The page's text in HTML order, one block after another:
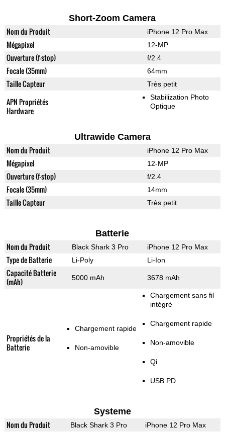
Short-Zoom Camera
Nom du Produit iPhone 12 Pro Max
Mégapixel 12-MP
Ouverture (f-stop) f/2.4
Focale (35mm) 64mm
Taille Capteur Très petit
APN Propriétés
Hardware
Stabilization Photo
Optique
Ultrawide Camera
Nom du Produit iPhone 12 Pro Max
Mégapixel 12-MP
Ouverture (f-stop) f/2.4
Focale (35mm) 14mm
Taille Capteur Très petit
Batterie
Nom du Produit Black Shark 3 Pro iPhone 12 Pro Max
Type de Batterie Li-Poly Li-Ion
Capacité Batterie
(mAh)
5000 mAh 3678 mAh
Propriétés de la
Batterie
Chargement rapide
Non-amovible
Chargement sans fil
intégré
Chargement rapide
Non-amovible
Qi
USB PD
Systeme
Nom du Produit Black Shark 3 Pro iPhone 12 Pro Max